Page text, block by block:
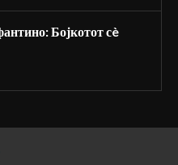
Бојкотот сè